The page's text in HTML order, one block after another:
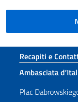
Sezione
Recapiti e
Ambasciata
Plac